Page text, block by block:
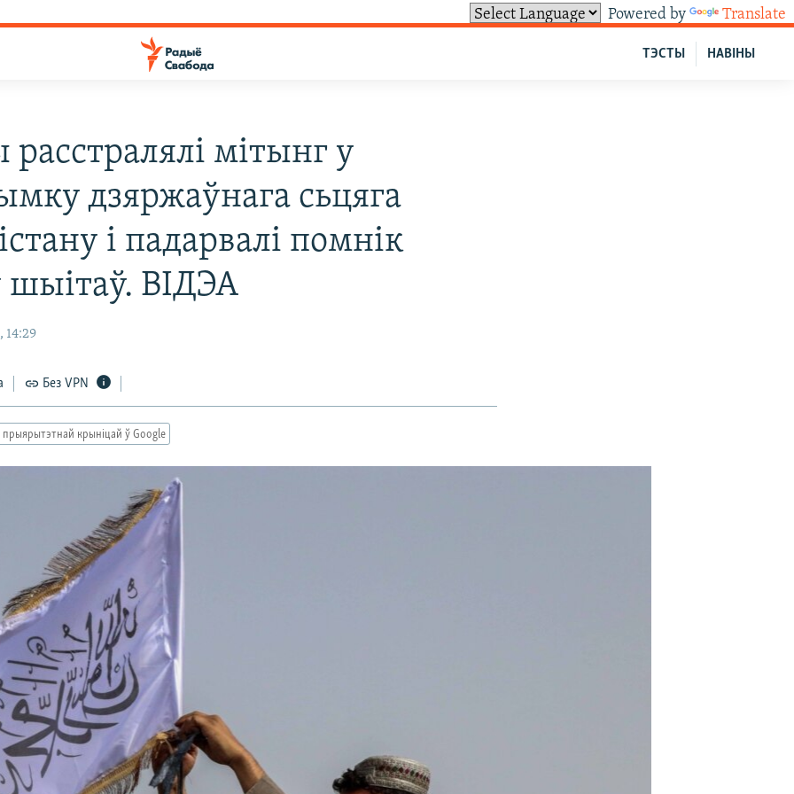
Powered by Translate
НАВІНЫ
ТЭСТЫ
расстралялі мітынг у
дзяржаўнага сьцяга
і падарвалі помнік
шыітаў. ВІДЭА
14:29
Без VPN
прыярытэтнай крыніцай ў Google